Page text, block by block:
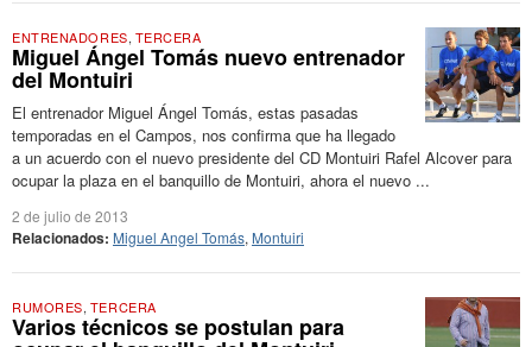
ENTRENADORES, TERCERA
Miguel Ángel Tomás nuevo entrenador
del Montuiri
El entrenador Miguel Ángel Tomás, estas pasadas
temporadas en el Campos, nos confirma que ha llegado
a un acuerdo con el nuevo presidente del CD Montuiri Rafel Alcover para
ocupar la plaza en el banquillo de Montuiri, ahora el nuevo ...
2 de julio de 2013
Relacionados: Miguel Angel Tomás, Montuiri
RUMORES, TERCERA
Varios técnicos se postulan para